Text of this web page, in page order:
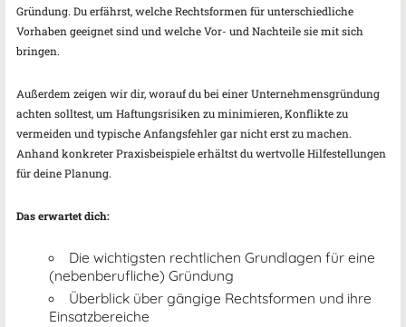
Gründung. Du erfährst, welche Rechtsformen für unterschiedliche
Vorhaben geeignet sind und welche Vor- und Nachteile sie mit sich
bringen.
Außerdem zeigen wir dir, worauf du bei einer Unternehmensgründung
achten solltest, um Haftungsrisiken zu minimieren, Konflikte zu
vermeiden und typische Anfangsfehler gar nicht erst zu machen.
Anhand konkreter Praxisbeispiele erhältst du wertvolle Hilfestellungen
für deine Planung.
Das erwartet dich:
Die wichtigsten rechtlichen Grundlagen für eine
(nebenberufliche) Gründung
Überblick über gängige Rechtsformen und ihre
Einsatzbereiche